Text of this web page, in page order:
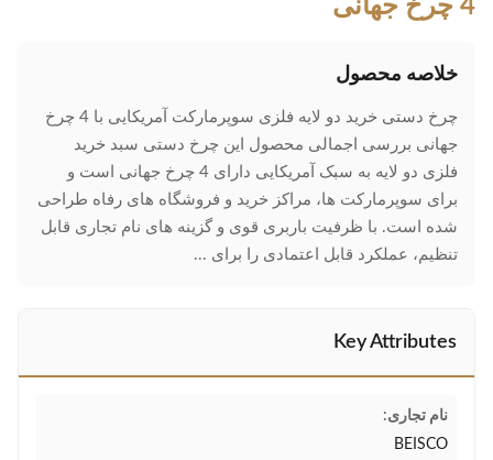
4 چرخ جهانی
خلاصه محصول
چرخ دستی خرید دو لایه فلزی سوپرمارکت آمریکایی با 4 چرخ
جهانی بررسی اجمالی محصول این چرخ دستی سبد خرید
فلزی دو لایه به سبک آمریکایی دارای 4 چرخ جهانی است و
برای سوپرمارکت ها، مراکز خرید و فروشگاه های رفاه طراحی
شده است. با ظرفیت باربری قوی و گزینه های نام تجاری قابل
تنظیم، عملکرد قابل اعتمادی را برای ...
Key Attributes
نام تجاری:
BEISCO